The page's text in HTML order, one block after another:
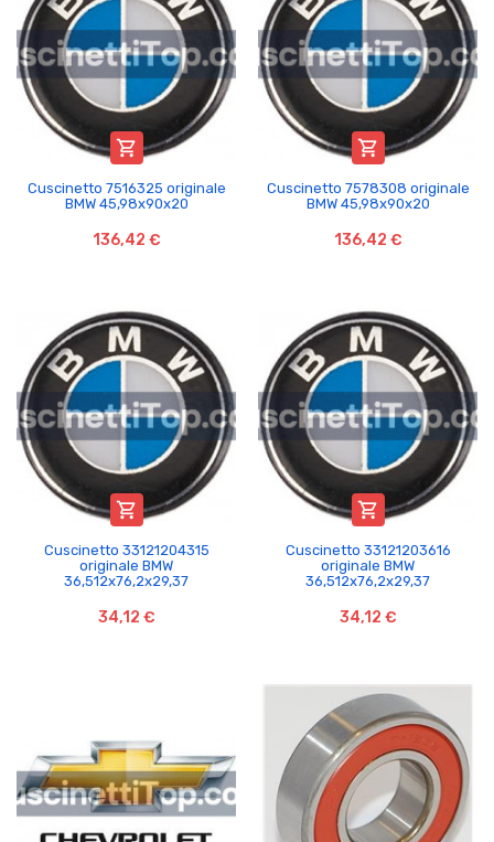

Cuscinetto 7516325 originale
BMW 45,98x90x20
136,42 €

Cuscinetto 7578308 originale
BMW 45,98x90x20
136,42 €

Cuscinetto 33121204315
originale BMW
36,512x76,2x29,37
34,12 €

Cuscinetto 33121203616
originale BMW
36,512x76,2x29,37
34,12 €